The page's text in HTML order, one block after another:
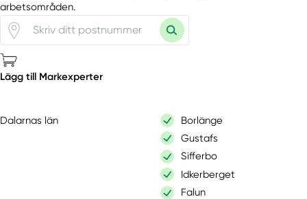
arbetsområden.
Lägg till Markexperter
Dalarnas län
Borlänge
Gustafs
Sifferbo
Idkerberget
Falun